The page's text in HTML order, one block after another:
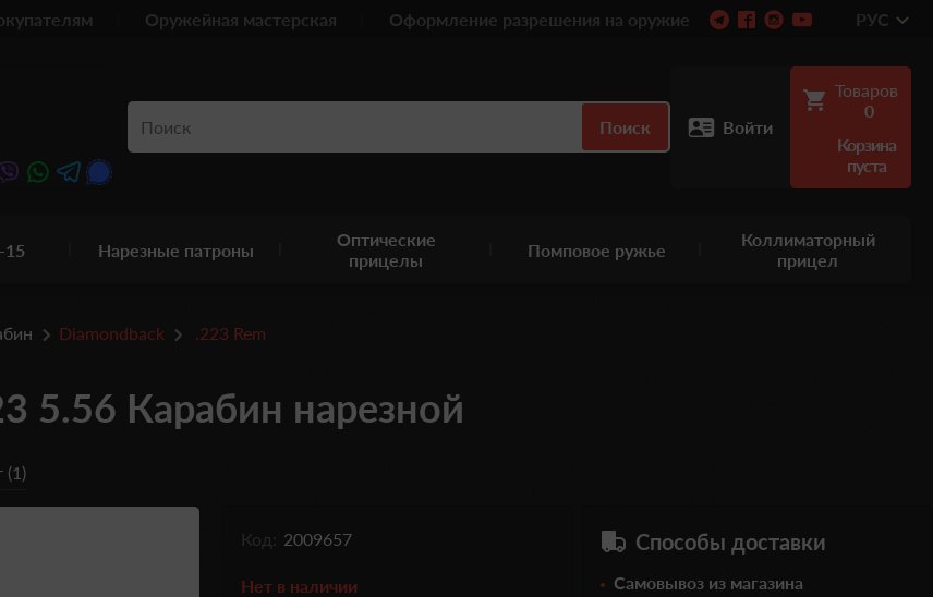
Оружейная мастерская Оформление разрешения на оружие РУС
Поиск Войти
Товаров
0
Корзина
пуста
15 Нарезные патроны
Оптические
прицелы
Помповое ружье
Коллиматорный
прицел
Diamondback .223 Rem
5.56 Карабин нарезной
(1)
Код: 2009657
Нет в наличии
Способы доставки
Самовывоз из магазина